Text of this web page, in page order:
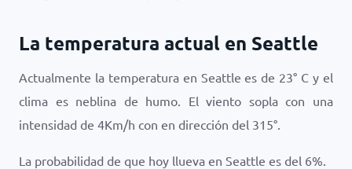
La temperatura actual en Seattle
Actualmente la temperatura en Seattle es de 23° C y el
clima es neblina de humo. El viento sopla con una
intensidad de 4Km/h con en dirección del 315°.
La probabilidad de que hoy llueva en Seattle es del 6%.